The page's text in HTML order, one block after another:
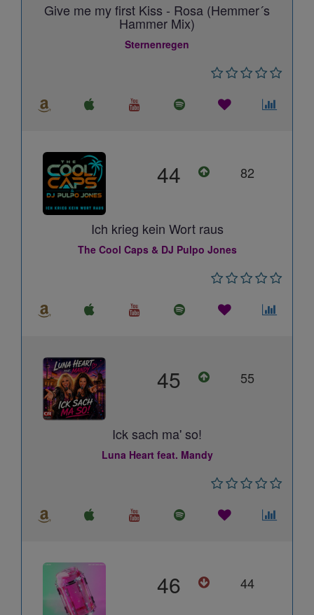
Give me my first Kiss - Rosa (Hemmer´s
Hammer Mix)
Sternenregen
44 82
Ich krieg kein Wort raus
The Cool Caps & DJ Pulpo Jones
45 55
Ick sach ma' so!
Luna Heart feat. Mandy
46 44